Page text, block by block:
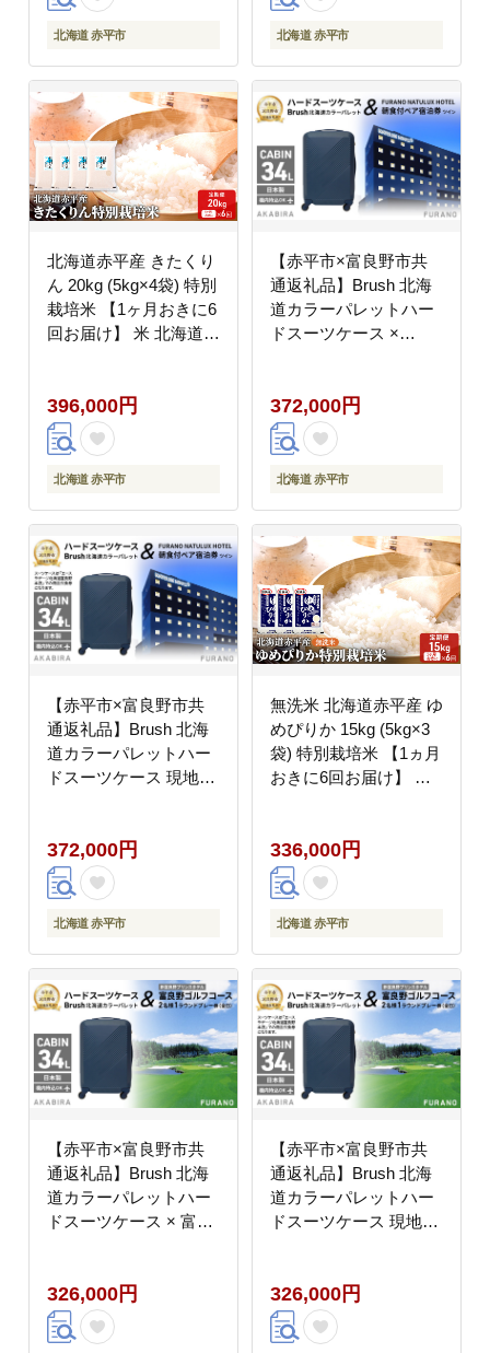
北海道 赤平市 北海道 赤平市
北海道赤平産 きたくり
ん 20kg (5kg×4袋) 特別
栽培米 【1ヶ月おきに6
回お届け】 米 北海道
396,000円
北海道 赤平市
【赤平市×富良野市共
通返礼品】Brush 北海
道カラーパレットハー
ドスーツケース ×
泊券 ツイン 北海道 赤
平市 富良野市 コラボ
共通返礼品
372,000円
北海道 赤平市
【赤平市×富良野市共
通返礼品】Brush 北海
道カラーパレットハー
ドスーツケース 現地引
付ペア宿泊券 ツイン 北
海道 赤平市 富良野市
コラボ 共通返礼品
372,000円
北海道 赤平市
無洗米 北海道赤平産 ゆ
めぴりか 15kg (5kg×3
袋) 特別栽培米 【1ヵ月
おきに6回お届け】 米
336,000円
北海道 赤平市
【赤平市×富良野市共
通返礼品】Brush 北海
道カラーパレットハー
ドスーツケース × 富良
日) 北海道 赤平市 富
良野市 コラボ 共通返礼
品
326,000円
【赤平市×富良野市共
通返礼品】Brush 北海
道カラーパレットハー
ドスーツケース 現地引
レー券(全日) 北海道
赤平市 富良野市 コラボ
共通返礼品
326,000円